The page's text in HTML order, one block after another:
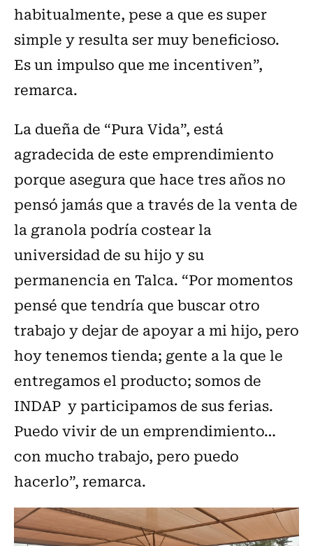
habitualmente, pese a que es super
simple y resulta ser muy beneficioso.
Es un impulso que me incentiven”,
remarca.
La dueña de “Pura Vida”, está
agradecida de este emprendimiento
porque asegura que hace tres años no
pensó jamás que a través de la venta de
la granola podría costear la
universidad de su hijo y su
permanencia en Talca. “Por momentos
pensé que tendría que buscar otro
trabajo y dejar de apoyar a mi hijo, pero
hoy tenemos tienda; gente a la que le
entregamos el producto; somos de
INDAP y participamos de sus ferias.
Puedo vivir de un emprendimiento…
con mucho trabajo, pero puedo
hacerlo”, remarca.